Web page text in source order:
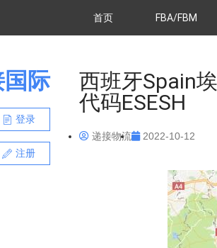
首页 FBA/FBM
际
登录
注册
西班牙Spain
代码ESESH
递接物流 2022-10-12